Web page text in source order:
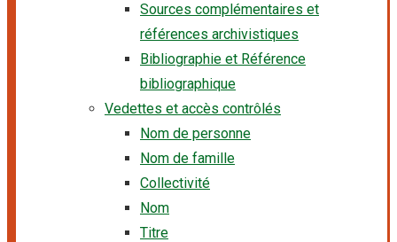
Sources complémentaires et
références archivistiques
Bibliographie et Référence
bibliographique
Vedettes et accès contrôlés
Nom de personne
Nom de famille
Collectivité
Nom
Titre